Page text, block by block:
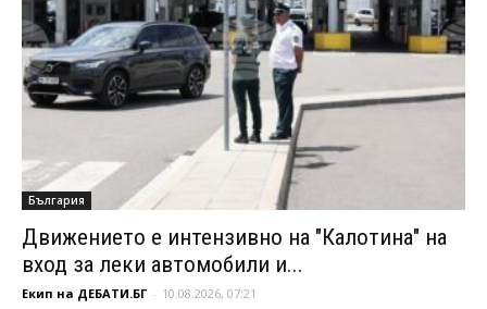
България
Движението е интензивно на "Калотина" на
вход за леки автомобили и...
Екип на ДЕБАТИ.БГ - 10.08.2026, 07:21